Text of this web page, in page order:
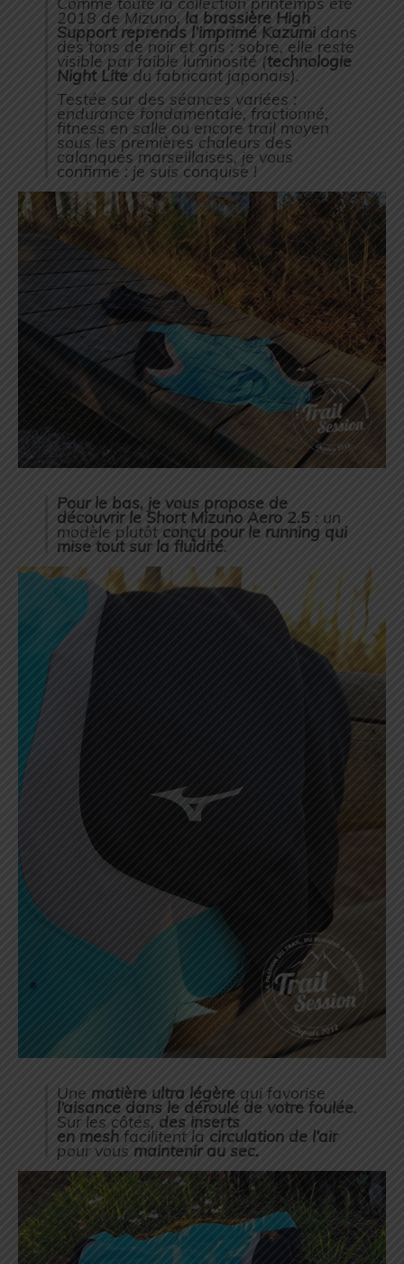
2018 de Mizuno, la brassière High
Support reprends l’imprimé Kazumi dans
des tons de noir et gris : sobre, elle reste
visible par faible luminosité (technologie
Night Lite du fabricant japonais).
Testée sur des séances variées :
endurance fondamentale, fractionné,
fitness en salle ou encore trail moyen
sous les premières chaleurs des
calanques marseillaises, je vous
confirme : je suis conquise !
Pour le bas, je vous propose de
découvrir le Short Mizuno Aero 2.5 : un
modèle plutôt conçu pour le running qui
mise tout sur la fluidité.
Une matière ultra légère qui favorise
l’aisance dans le déroulé de votre foulée.
Sur les côtés, des inserts
en mesh facilitent la circulation de l’air
pour vous maintenir au sec.